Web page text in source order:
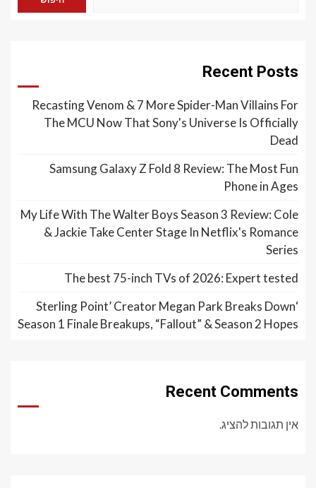
Recent Posts
Recasting Venom & 7 More Spider-Man Villains For
The MCU Now That Sony's Universe Is Officially
Dead
Samsung Galaxy Z Fold 8 Review: The Most Fun
Phone in Ages
My Life With The Walter Boys Season 3 Review: Cole
& Jackie Take Center Stage In Netflix's Romance
Series
The best 75-inch TVs of 2026: Expert tested
‘Sterling Point’ Creator Megan Park Breaks Down
Season 1 Finale Breakups, “Fallout” & Season 2 Hopes
Recent Comments
אין תגובות להציג.